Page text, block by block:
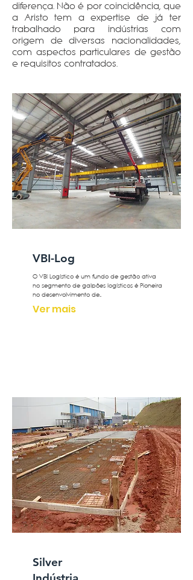
diferença. Não é por coincidência, que
a Aristo tem a expertise de já ter
trabalhado para indústrias com
origem de diversas nacionalidades,
com aspectos particulares de gestão
e requisitos contratados.
VBI-Log
O VBI Logístico é um fundo de gestão ativa
no segmento de galpões logísticos é Pioneira
no desenvolvimento de...
Ver mais
Silver